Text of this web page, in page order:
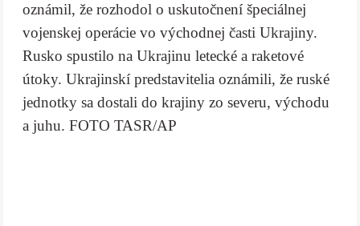
oznámil, že rozhodol o uskutočnení špeciálnej
vojenskej operácie vo východnej časti Ukrajiny.
Rusko spustilo na Ukrajinu letecké a raketové
útoky. Ukrajinskí predstavitelia oznámili, že ruské
jednotky sa dostali do krajiny zo severu, východu
a juhu. FOTO TASR/AP